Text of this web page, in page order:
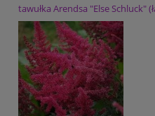
tawułka Arendsa "Else Schluck"